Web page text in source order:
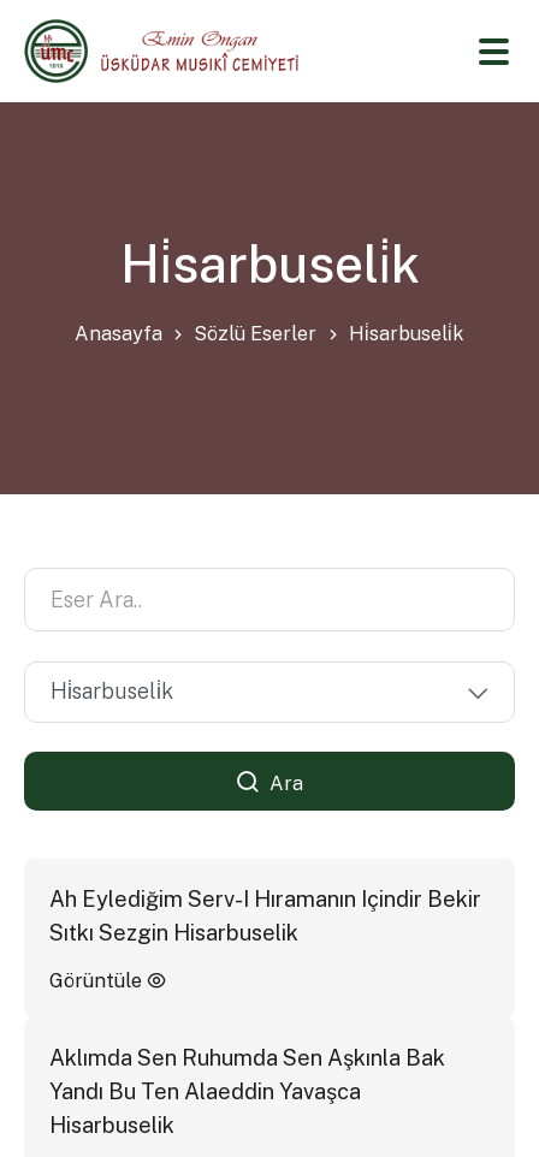
Hi̇sarbuseli̇k
Anasayfa Sözlü Eserler Hi̇sarbuseli̇k
Ara
Ah Eylediğim Serv-I Hıramanın Içindir Bekir
Sıtkı Sezgin Hisarbuselik
Görüntüle
Aklımda Sen Ruhumda Sen Aşkınla Bak
Yandı Bu Ten Alaeddin Yavaşca
Hisarbuselik